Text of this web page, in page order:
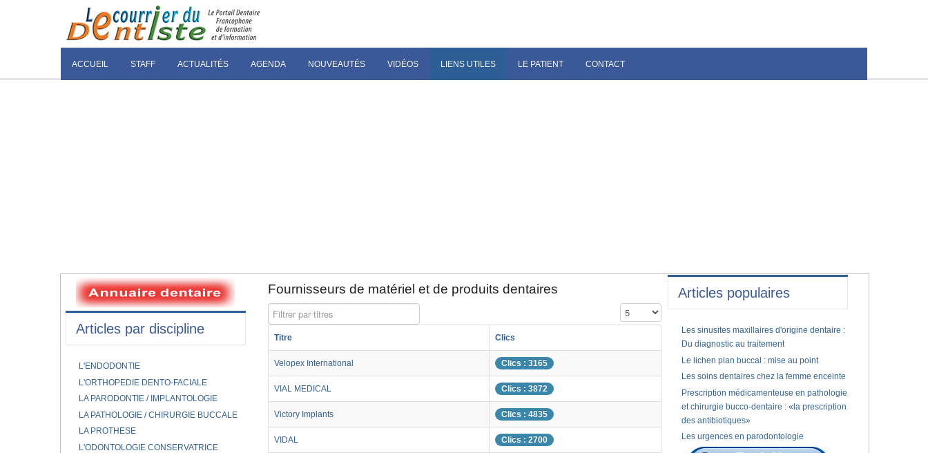
ACCUEIL STAFF ACTUALITÉS AGENDA NOUVEAUTÉS VIDÉOS LIENS UTILES LE PATIENT CONTACT
Fournisseurs de matériel et de produits dentaires
Filtrer par titres Affichage #
Titre Clics
Velopex International Clics : 3165
VIAL MEDICAL Clics : 3872
Victory Implants Clics : 4835
VIDAL Clics : 2700
Articles par discipline
L'ENDODONTIE
L'ORTHOPEDIE DENTO-FACIALE
LA PARODONTIE / IMPLANTOLOGIE
LA PATHOLOGIE / CHIRURGIE BUCCALE
LA PROTHESE
L'ODONTOLOGIE CONSERVATRICE
Articles populaires
Les sinusites maxillaires d'origine dentaire :
Du diagnostic au traitement
Le lichen plan buccal : mise au point
Les soins dentaires chez la femme enceinte
Prescription médicamenteuse en pathologie
et chirurgie bucco-dentaire : «la prescription
des antibiotiques»
Les urgences en parodontologie